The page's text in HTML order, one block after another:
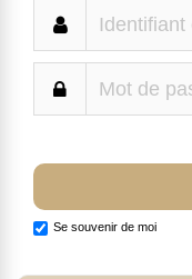
Se souvenir de moi